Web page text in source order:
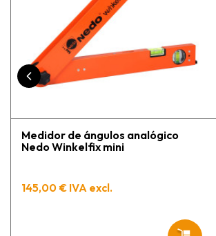
Medidor de ángulos analógico
Nedo Winkelfix mini
145,00 € IVA excl.